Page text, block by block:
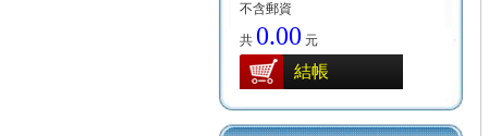
不含郵資
共 0.00 元
結帳